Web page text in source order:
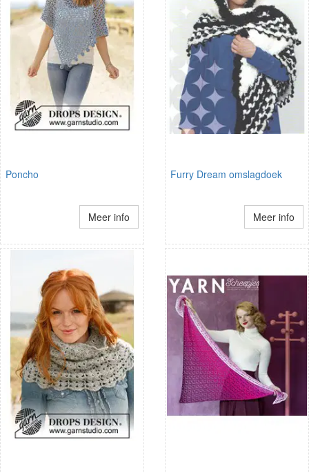
Poncho
Meer info
Furry Dream omslagdoek
Meer info